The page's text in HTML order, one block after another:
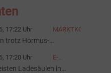
im Feld.
17:22 Uhr MARKTKOMMENTAR
trotz Hormus-
17:20 Uhr
E-
FAHRZEUGE
Ladesäulen in